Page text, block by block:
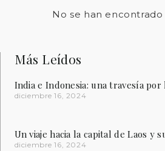
No se han encontrado
Más Leídos
India e Indonesia: una travesía por
diciembre 16, 2024
Un viaje hacia la capital de Laos y
diciembre 16, 2024